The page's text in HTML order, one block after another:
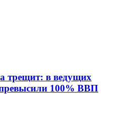
трещит: в ведущих
100% ВВП